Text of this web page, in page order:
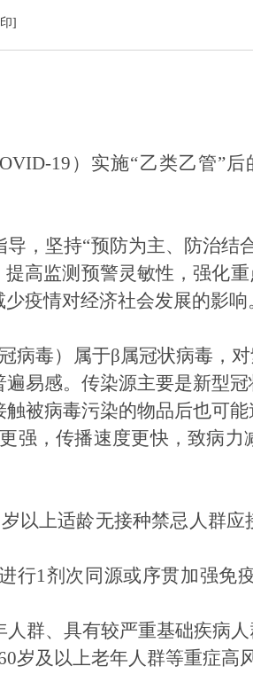
工作
学习
市州
]
19） 实施“乙类乙管”后
导，坚持“预防为主、防治结
高监测预警灵敏性，强化
疫情对经济社会发展的影响
病毒）属于β属冠状病毒，
易感。传染源主要是新型
被病毒污染的物品后也可
强，传播速度更快，致病
以上适龄无接种禁忌人群
行1剂次同源或序贯加强免
人群、具有较严重基础疾病
岁及以上老年人群等重症高